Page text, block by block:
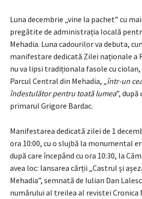
Luna decembrie „vine la pachet” cu
pregătite de administrația locală
Mehadia. Luna cadourilor va debuta,
manifestare dedicată Zilei naționale a
nu va lipsi tradiționala fasole cu
Parcul Central din Mehadia, „ într-un
îndestulător pentru toată lumea”,
primarul Grigore Bardac.
Manifestarea dedicată zilei de 1
ora 10:00, cu o slujbă la monumental
după care începând cu ora 10:30, la
avea loc: lansarea cărții „Castrul și
Mehadia”, semnată de Iulian Dan
numărului al treilea al revistei Cronica